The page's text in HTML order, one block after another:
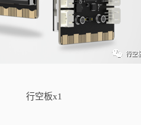
行空板x1